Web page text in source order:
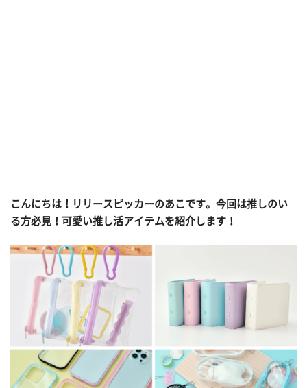
こんにちは！リリースピッカーのあこです。今回は推しのい
る方必見！可愛い推し活アイテムを紹介します！